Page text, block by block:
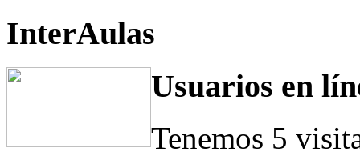
InterAulas
Usuarios en
Tenemos 5